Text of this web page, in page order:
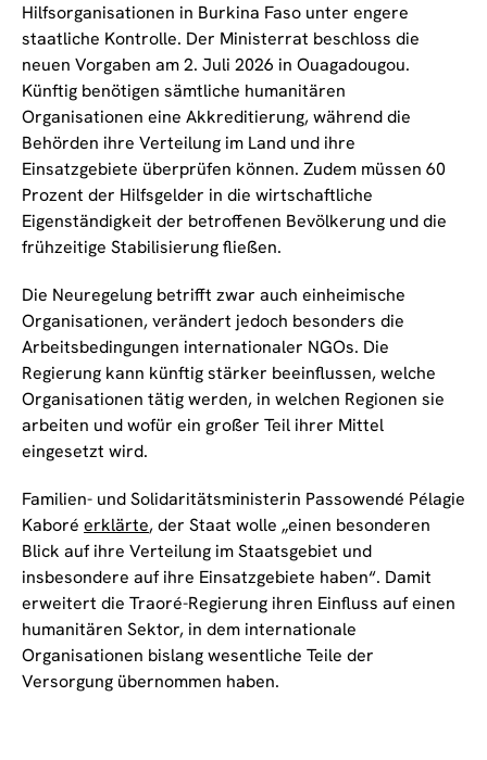
Hilfsorganisationen in Burkina Faso unter engere
staatliche Kontrolle. Der Ministerrat beschloss die
neuen Vorgaben am 2. Juli 2026 in Ouagadougou.
Künftig benötigen sämtliche humanitären
Organisationen eine Akkreditierung, während die
Behörden ihre Verteilung im Land und ihre
Einsatzgebiete überprüfen können. Zudem müssen 60
Prozent der Hilfsgelder in die wirtschaftliche
Eigenständigkeit der betroffenen Bevölkerung und die
frühzeitige Stabilisierung fließen.
Die Neuregelung betrifft zwar auch einheimische
Organisationen, verändert jedoch besonders die
Arbeitsbedingungen internationaler NGOs. Die
Regierung kann künftig stärker beeinflussen, welche
Organisationen tätig werden, in welchen Regionen sie
arbeiten und wofür ein großer Teil ihrer Mittel
eingesetzt wird.
Familien- und Solidaritätsministerin Passowendé Pélagie
Kaboré erklärte, der Staat wolle „einen besonderen
Blick auf ihre Verteilung im Staatsgebiet und
insbesondere auf ihre Einsatzgebiete haben“. Damit
erweitert die Traoré-Regierung ihren Einfluss auf einen
humanitären Sektor, in dem internationale
Organisationen bislang wesentliche Teile der
Versorgung übernommen haben.